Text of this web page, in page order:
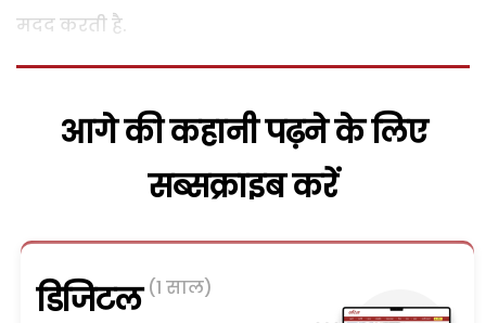
मदद करती है.
आगे की कहानी पढ़ने के लिए
सब्सक्राइब करें
डिजिटल (1 साल)